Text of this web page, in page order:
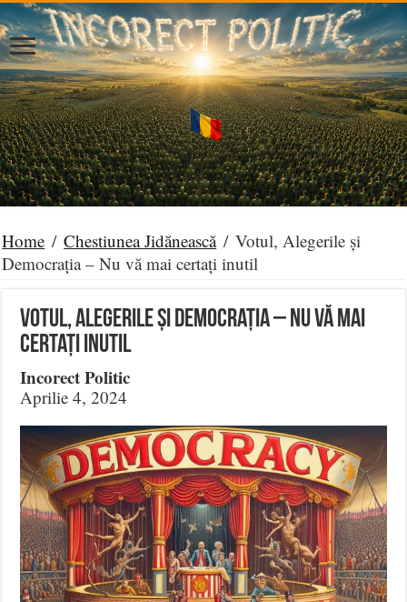
Home / Chestiunea Jidănească / Votul, Alegerile și
Democrația – Nu vă mai certați inutil
Votul, Alegerile și Democrația – Nu vă mai
certați inutil
Incorect Politic
Aprilie 4, 2024